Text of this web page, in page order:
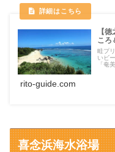
【
ころ
畦プ
いビ
「奄
rito-guide.com
喜念浜海水浴場